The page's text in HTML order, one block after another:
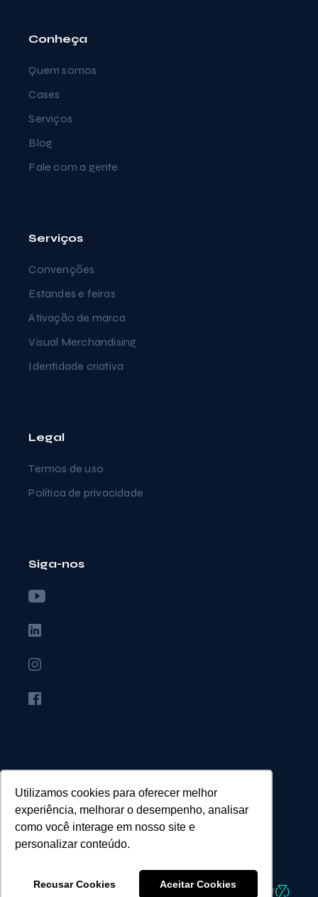
Utilizamos cookies para oferecer melhor
experiência, melhorar o desempenho, analisar
como você interage em nosso site e
personalizar conteúdo.
Recusar Cookies Aceitar Cookies
Conheça
Quem somos
Cases
Serviços
Blog
Fale com a gente
Serviços
Convenções
Estandes e feiras
Ativação de marca
Visual Merchandising
Identidade criativa
Legal
Termos de uso
Política de privacidade
Siga-nos
Desenvolvido por